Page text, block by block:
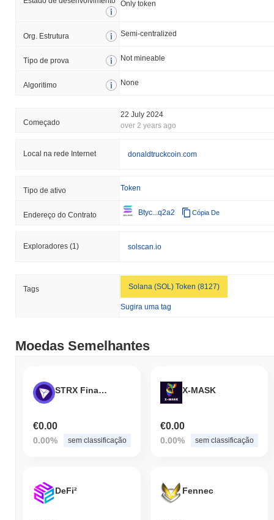
Only token
Org. Estrutura Semi-centralized
Tipo de prova Not mineable
Algoritimo None
Começado
22 July 2024
over 2 years ago
Local na rede Internet donaldtruckcoin.com
Tipo de ativo Token
Endereço do Contrato Btyc...q2a2 Cópia De
Exploradores (1) solscan.io
Tags Solana (SOL) Token (8127)
Sugira uma tag
Moedas Semelhantes
STRX Finance
€0.00
0.00% sem classificação
X-MASK
€0.00
0.00% sem classificação
DeFi² Fennec